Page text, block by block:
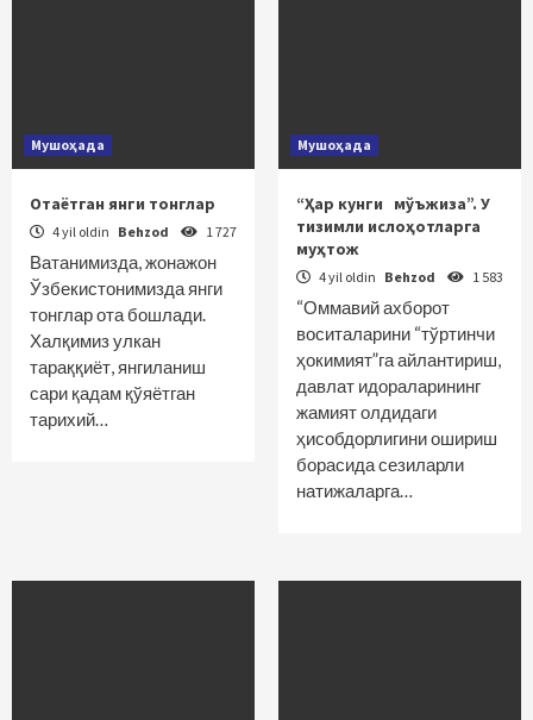
Мушоҳада
Отаётган янги тонглар
4 yil oldin Behzod 1 727
Ватанимизда, жонажон
Ўзбекистонимизда янги
тонглар ота бошлади.
Халқимиз улкан
тараққиёт, янгиланиш
сари қадам қўяётган
тарихий…
Мушоҳада
“Ҳар кунги мўъжиза”. У
тизимли ислоҳотларга
муҳтож
4 yil oldin Behzod 1 583
“Оммавий ахборот
воситаларини “тўртинчи
ҳокимият”га айлантириш,
давлат идораларининг
жамият олдидаги
ҳисобдорлигини ошириш
борасида сезиларли
натижаларга…